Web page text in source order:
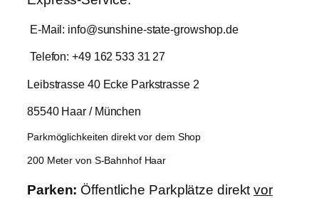
E-Mail: info@sunshine-state-growshop.de
Telefon: +49 162 533 31 27
Leibstrasse 40 Ecke Parkstrasse 2
85540 Haar / München
Parkmöglichkeiten direkt vor dem Shop
200 Meter von S-Bahnhof Haar
Parken: Öffentliche Parkplätze direktvor